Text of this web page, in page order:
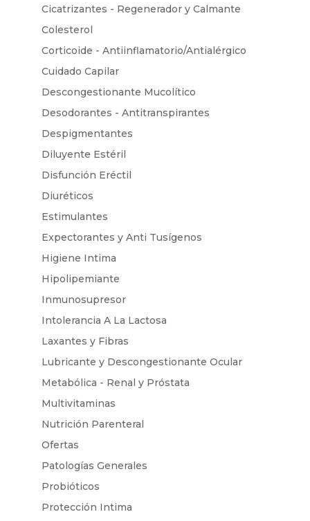
Cicatrizantes - Regenerador y Calmante
Colesterol
Corticoide - Antiinflamatorio/Antialérgico
Cuidado Capilar
Descongestionante Mucolítico
Desodorantes - Antitranspirantes
Despigmentantes
Diluyente Estéril
Disfunción Eréctil
Diuréticos
Estimulantes
Expectorantes y Anti Tusígenos
Higiene Intima
Hipolipemiante
Inmunosupresor
Intolerancia A La Lactosa
Laxantes y Fibras
Lubricante y Descongestionante Ocular
Metabólica - Renal y Próstata
Multivitaminas
Nutrición Parenteral
Ofertas
Patologías Generales
Probióticos
Protección Intima